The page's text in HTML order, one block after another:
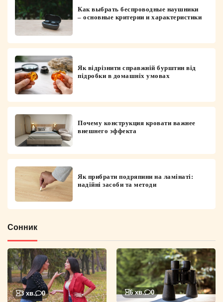
Как выбрать беспроводные наушники
– основные критерии и характеристики
Як відрізнити справжній бурштин від
підробки в домашніх умовах
Почему конструкция кровати важнее
внешнего эффекта
Як прибрати подряпини на ламінаті:
надійні засоби та методи
Сонник
3 хв. 0 6 хв. 0